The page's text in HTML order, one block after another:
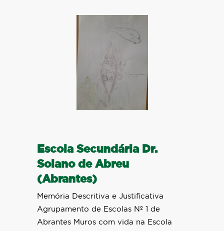
Escola Secundária Dr.
Solano de Abreu
(Abrantes)
Memória Descritiva e Justificativa
Agrupamento de Escolas Nº 1 de
Abrantes Muros com vida na Escola